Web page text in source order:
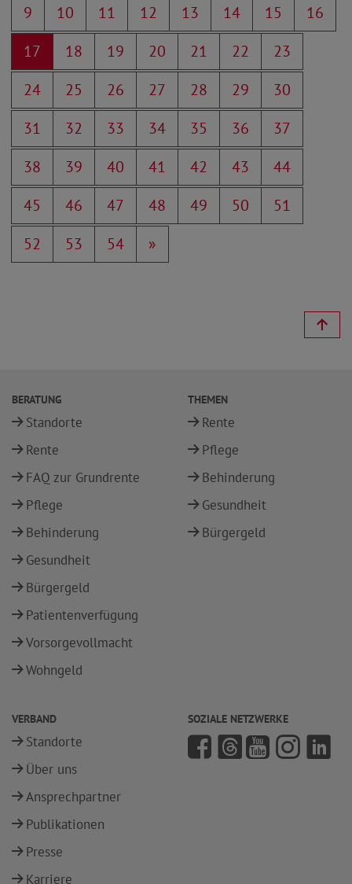
9
10 11 12 13 14 15
16
17
18 19 20 21 22
23
24
25 26 27 28 29
30
31
32 33 34 35 36
37
38
39 40 41 42 43
44
45
46 47 48 49 50
51
52
53 54 »
BERATUNG
Standorte
Rente
FAQ zur Grundrente
Pflege
Behinderung
Gesundheit
Bürgergeld
Patientenverfügung
Vorsorgevollmacht
Wohngeld
THEMEN
Rente
Pflege
Behinderung
Gesundheit
Bürgergeld
VERBAND
Standorte
Über uns
Ansprechpartner
Publikationen
Presse
Karriere
SOZIALE NETZWERKE